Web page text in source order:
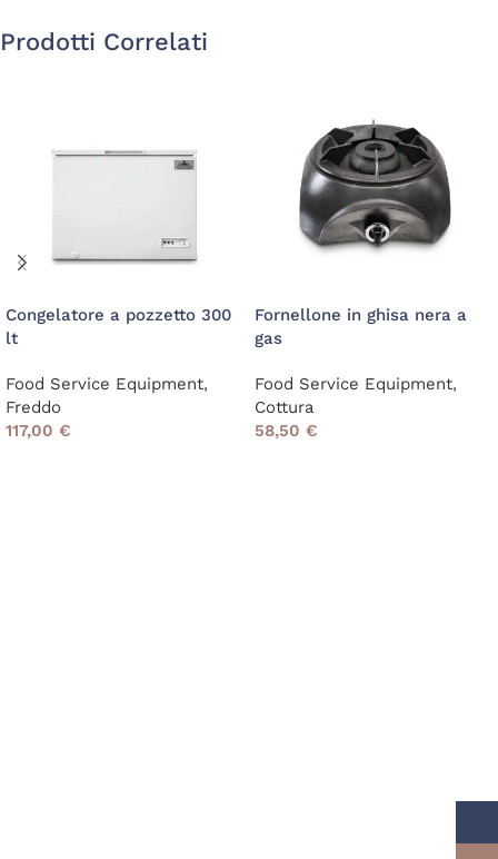
Prodotti Correlati
Congelatore a pozzetto 300
lt
Food Service Equipment,
Freddo
117,00 €
Fornellone in ghisa nera a
gas
Food Service Equipment,
Cottura
58,50 €